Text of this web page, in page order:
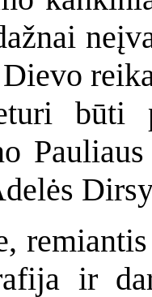
būti
ir